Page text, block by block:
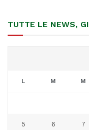
TUTTE LE NEWS,
L M M
5 6 7